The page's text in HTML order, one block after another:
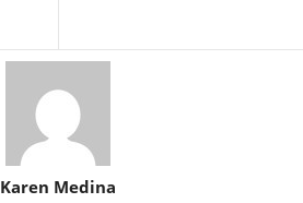
Karen Medina